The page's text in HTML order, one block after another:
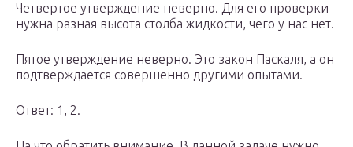
Четвертое утверждение неверно. Для его проверки
нужна разная высота столба жидкости, чего у нас нет.
Пятое утверждение неверно. Это закон Паскаля, а он
подтверждается совершенно другими опытами.
Ответ: 1, 2.